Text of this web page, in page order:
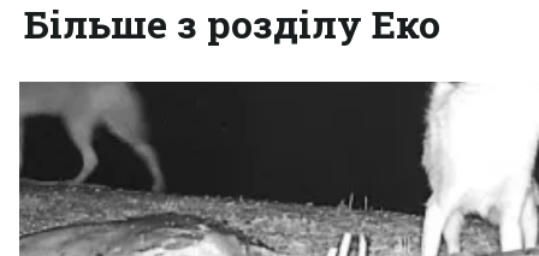
Більше з розділу Еко